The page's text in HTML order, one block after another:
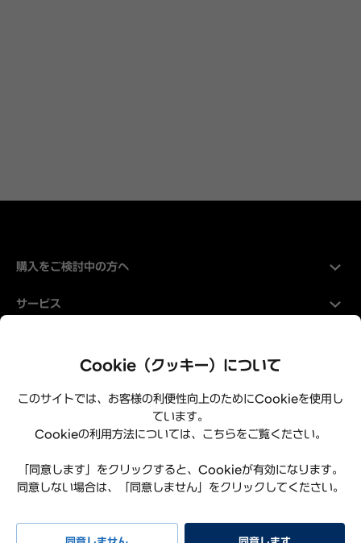
購入をご検討中の方へ
サービス
プライバシーポリシー
利用規約
よくある質問
Cookie（クッキー）について
このサイトでは、お客様の利便性向上のためにCookieを使用し
ています。
Cookieの利用方法については、こちらをご覧ください。
「同意します」をクリックすると、Cookieが有効になります。
同意しない場合は、「同意しません」をクリックしてください。